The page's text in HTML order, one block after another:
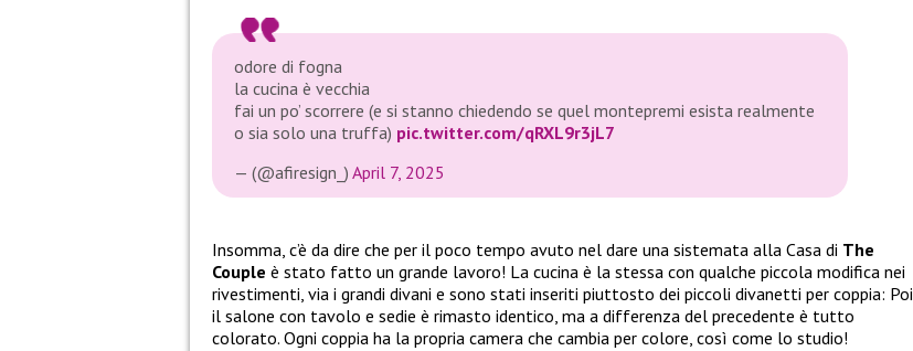
odore di fogna
la cucina è vecchia
fai un po’ scorrere (e si stanno chiedendo se quel montepremi esista realmente
o sia solo una truffa) pic.twitter.com/qRXL9r3jL7
— (@afiresign_) April 7, 2025
Insomma, c’è da dire che per il poco tempo avuto nel dare una sistemata alla Casa di The
Couple è stato fatto un grande lavoro! La cucina è la stessa con qualche piccola modifica nei
rivestimenti, via i grandi divani e sono stati inseriti piuttosto dei piccoli divanetti per coppia: Poi
il salone con tavolo e sedie è rimasto identico, ma a differenza del precedente è tutto
colorato. Ogni coppia ha la propria camera che cambia per colore, così come lo studio!